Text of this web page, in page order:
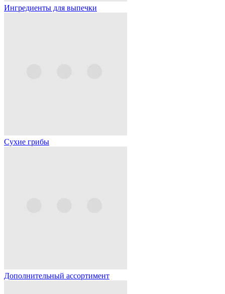
Ингредиенты для выпечки
Сухие грибы
Дополнительный ассортимент